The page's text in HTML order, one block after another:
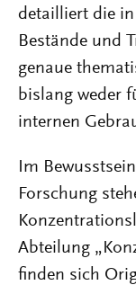
detailliert die
Bestände und
genaue
bislang weder
internen
Im
Forschung
Abteilung
finden sich